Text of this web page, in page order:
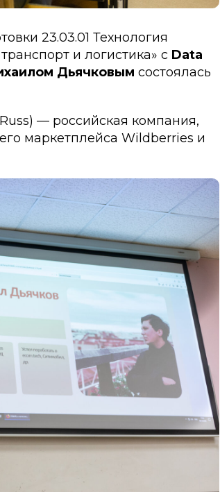
23.03.01 Технология
и логистика» с Data
Дьячковым состоялась
— российская компания,
маркетплейса Wildberries и